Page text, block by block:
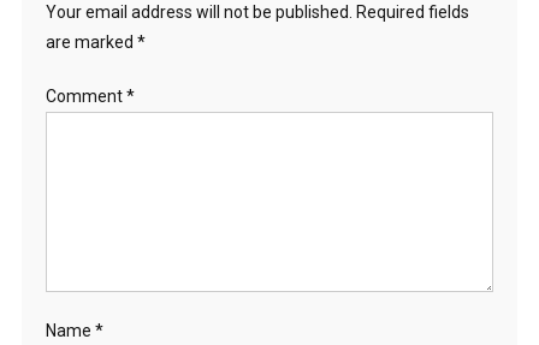
Your email address will not be published.
Required fields
are marked *
Comment*
Name *